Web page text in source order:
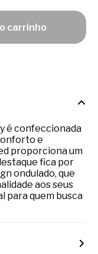
carrinho
é confeccionada
e
proporciona um
fica por
ondulado, que
aos seus
para quem busca